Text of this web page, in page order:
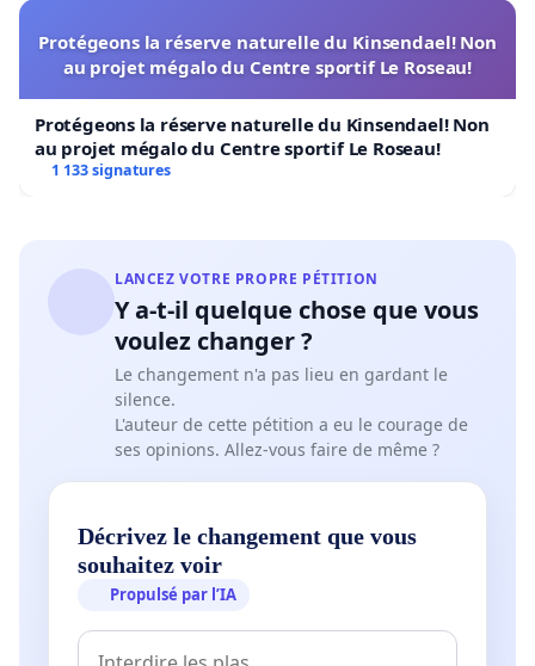
Protégeons la réserve naturelle du Kinsendael! Non
au projet mégalo du Centre sportif Le Roseau!
Protégeons la réserve naturelle du Kinsendael! Non
au projet mégalo du Centre sportif Le Roseau!
1 133 signatures
LANCEZ VOTRE PROPRE PÉTITION
Y a-t-il quelque chose que vous
voulez changer ?
Le changement n'a pas lieu en gardant le
silence.
L'auteur de cette pétition a eu le courage de
ses opinions. Allez-vous faire de même ?
Décrivez le changement que vous
souhaitez voir
Propulsé par l’IA